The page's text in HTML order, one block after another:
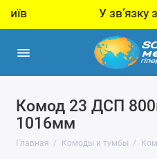
У звʼязку з
Комод 23 ДСП
1016мм
Главная Комоды и тумбы